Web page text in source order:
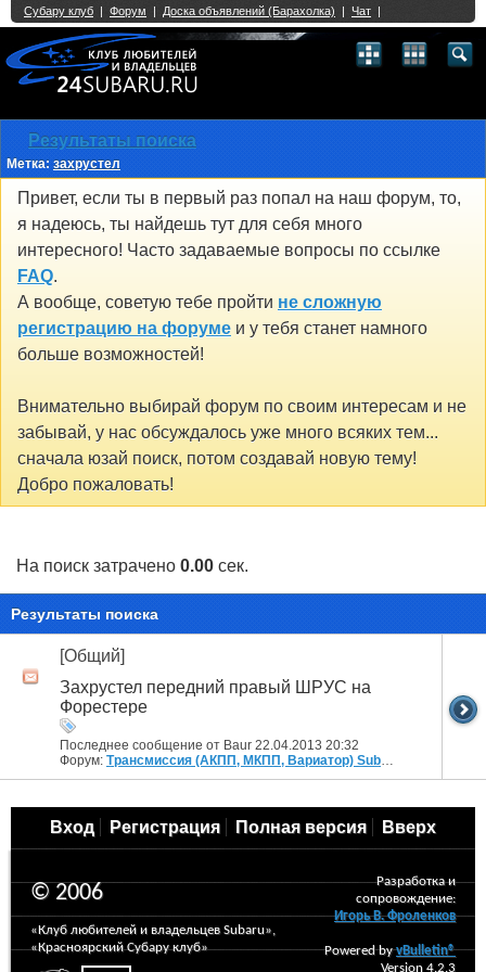
Результаты поиска
Метка: захрустел
Привет, если ты в первый раз попал на наш форум, то,
я надеюсь, ты найдешь тут для себя много
интересного! Часто задаваемые вопросы по ссылке
FAQ.
А вообще, советую тебе пройти не сложную
регистрацию на форуме и у тебя станет намного
больше возможностей!
Внимательно выбирай форум по своим интересам и не
забывай, у нас обсуждалось уже много всяких тем...
сначала юзай поиск, потом создавай новую тему!
Добро пожаловать!
На поиск затрачено 0.00 сек.
Результаты поиска
[Общий]
Захрустел передний правый ШРУС на
Форестере
Последнее сообщение от Baur 22.04.2013 20:32
Форум: Трансмиссия (АКПП, МКПП, Вариатор) Subaru
Вход Регистрация Полная версия Вверх
© 2006
«Клуб любителей и владельцев Subaru»,
«Красноярский Субару клуб»
Разработка и
сопровождение:
Игорь В. Фроленков
Powered byvBulletin®
Version 4.2.3
Single Sign On provided byvBSSO
2 3 4 5 6 7 8 9 10 11 12 13 21 22 23 24 25 26
27 28 29 30 31 32 33 40 41 42 43